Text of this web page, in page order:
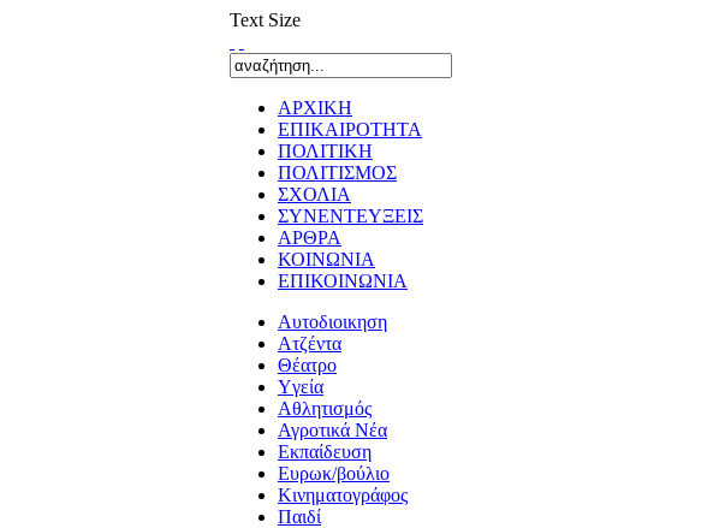
Text Size
ΑΡΧΙΚΗ
ΕΠΙΚΑΙΡΟΤΗΤΑ
ΠΟΛΙΤΙΚΗ
ΠΟΛΙΤΙΣΜΟΣ
ΣΧΟΛΙΑ
ΣΥΝΕΝΤΕΥΞΕΙΣ
ΑΡΘΡΑ
ΚΟΙΝΩΝΙΑ
ΕΠΙΚΟΙΝΩΝΙΑ
Αυτοδιοικηση
Ατζέντα
Θέατρο
Yγεία
Αθλητισμός
Αγροτικά Νέα
Εκπαίδευση
Ευρωκ/βούλιο
Κινηματογράφος
Παιδί